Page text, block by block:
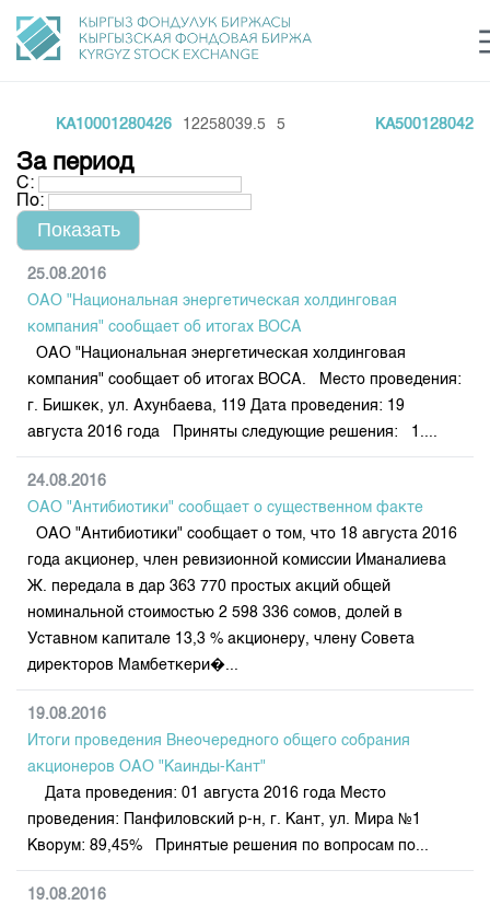
Финансовый рынок KG
О нас
Общая информация
Акционеры
Руководство
Внутренний аудитор
Комитеты
Наши партнеры
Cтратегия развития
Корпоративные документы
Контакты
Направления
Товарно-сырьевой сектор
Листинг
Центр раскрытия информации
Тарифы
Аналитика
Финансовый рынок KG
Пресс-клуб
25 лет ЗАО КФБ
Нормативная база
Биржевая деятельность
Депозитарная деятельность
Статистика торгов
Итоги последних торгов
Архив торгов
Индекс и Капитализация
Котировки по ЦБ
Котировки по драг. металлам
Расписание аукционов по ГЦБ
Результаты аукционов ГЦБ
Объем ГЦБ в обращении
Результаты аукционов по депозитам
Учебный центр
Общая информация
План работы на год
KA10001280426 12258039.5 5 KA5001280426
За период
С:
По:
25.08.2016
ОАО "Национальная энергетическая холдинговая
компания" сообщает об итогах ВОСА
ОАО "Национальная энергетическая холдинговая
компания" сообщает об итогах ВОСА. Место проведения:
г. Бишкек, ул. Ахунбаева, 119 Дата проведения: 19
августа 2016 года Приняты следующие решения: 1....
24.08.2016
ОАО "Антибиотики" сообщает о существенном факте
ОАО "Антибиотики" сообщает о том, что 18 августа 2016
года акционер, член ревизионной комиссии Иманалиева
Ж. передала в дар 363 770 простых акций общей
номинальной стоимостью 2 598 336 сомов, долей в
Уставном капитале 13,3 % акционеру, члену Совета
директоров Мамбеткери�...
19.08.2016
Итоги проведения Внеочередного общего собрания
акционеров ОАО "Каинды-Кант"
Дата проведения: 01 августа 2016 года Место
проведения: Панфиловский р-н, г. Кант, ул. Мира №1
Кворум: 89,45% Принятые решения по вопросам по...
19.08.2016